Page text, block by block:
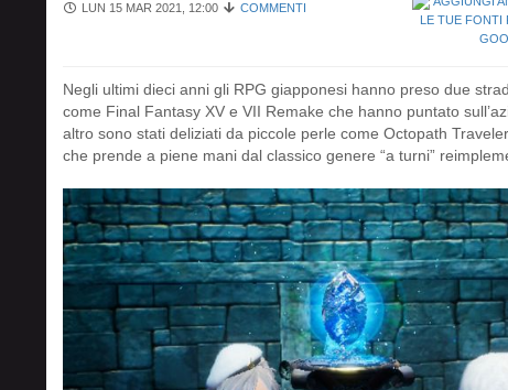
LUN 15 MAR 2021, 12:00 COMMENTI
Negli ultimi dieci anni gli RPG giapponesi hanno preso due
come Final Fantasy XV e VII Remake che hanno puntato
altro sono stati deliziati da piccole perle come Octopath
che prende a piene mani dal classico genere “a turni”